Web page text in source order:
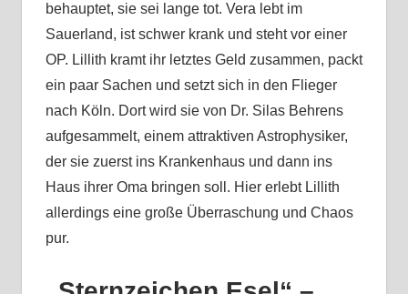
behauptet, sie sei lange tot. Vera lebt im
Sauerland, ist schwer krank und steht vor einer
OP. Lillith kramt ihr letztes Geld zusammen, packt
ein paar Sachen und setzt sich in den Flieger
nach Köln. Dort wird sie von Dr. Silas Behrens
aufgesammelt, einem attraktiven Astrophysiker,
der sie zuerst ins Krankenhaus und dann ins
Haus ihrer Oma bringen soll. Hier erlebt Lillith
allerdings eine große Überraschung und Chaos
pur.